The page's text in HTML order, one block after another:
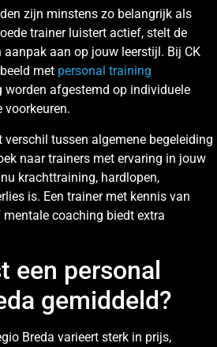
zijn minstens zo belangrijk als
trainer luistert actief, stelt de
aan op jouw leerstijl. Bij CK
met personal training
worden afgestemd op individuele
voorkeuren.
tussen algemene begeleiding
naar trainers met ervaring in jouw
krachttraining, hardlopen,
is. Een trainer met kennis van
coaching biedt extra
een personal
gemiddeld?
Breda varieert sterk in prijs,